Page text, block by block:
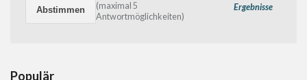
Ergebnisse
(maximal 5
Antwortmöglichkeiten)
Populär